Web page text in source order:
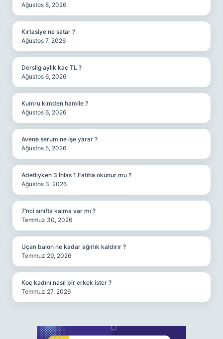
Ağustos 8, 2026
Kırtasiye ne satar ?
Ağustos 7, 2026
Derslig aylık kaç TL ?
Ağustos 6, 2026
Kumru kimden hamile ?
Ağustos 6, 2026
Avene serum ne işe yarar ?
Ağustos 5, 2026
Adetliyken 3 İhlas 1 Fatiha okunur mu ?
Ağustos 3, 2026
7’nci sınıfta kalma var mı ?
Temmuz 30, 2026
Uçan balon ne kadar ağırlık kaldırır ?
Temmuz 29, 2026
Koç kadını nasıl bir erkek ister ?
Temmuz 27, 2026